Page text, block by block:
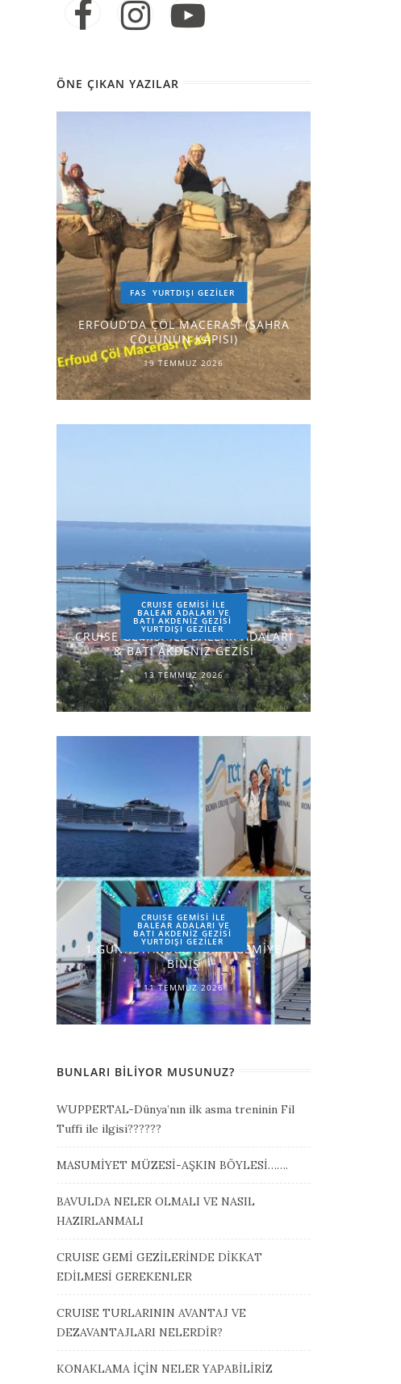
ÖNE ÇIKAN YAZILAR
FAS YURTDIŞI GEZILER
ERFOUD’DA ÇÖL MACERASI (SAHRA
ÇÖLÜNÜN KAPISI)
19 TEMMUZ 2026
CRUISE GEMİSİ İLE
BALEAR ADALARI VE
BATI AKDENİZ GEZİSİ
YURTDIŞI GEZILER
CRUISE GEMİSİ İLE BALEAR ADALARI
& BATI AKDENİZ GEZİSİ
13 TEMMUZ 2026
CRUISE GEMİSİ İLE
BALEAR ADALARI VE
BATI AKDENİZ GEZİSİ
YURTDIŞI GEZILER
1.GÜN-İSTANBUL-ROMA-GEMİYE
BİNİŞ
11 TEMMUZ 2026
BUNLARI BILIYOR MUSUNUZ?
WUPPERTAL-Dünya’nın ilk asma treninin Fil
Tuffi ile ilgisi??????
MASUMİYET MÜZESİ-AŞKIN BÖYLESİ…….
BAVULDA NELER OLMALI VE NASIL
HAZIRLANMALI
CRUISE GEMİ GEZİLERİNDE DİKKAT
EDİLMESİ GEREKENLER
CRUISE TURLARININ AVANTAJ VE
DEZAVANTAJLARI NELERDİR?
KONAKLAMA İÇİN NELER YAPABİLİRİZ